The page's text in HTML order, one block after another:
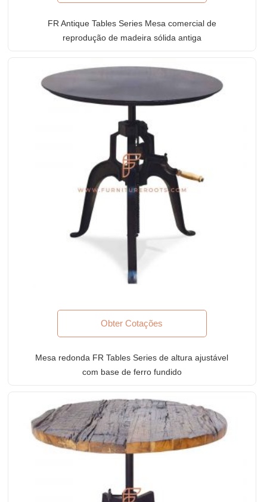
FR Antique Tables Series Mesa comercial de
reprodução de madeira sólida antiga
Obter Cotações
Mesa redonda FR Tables Series de altura ajustável
com base de ferro fundido